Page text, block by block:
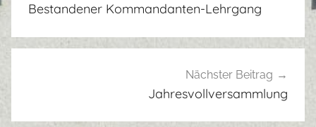
Bestandener Kommandanten-Lehrgang
Nächster Beitrag
Jahresvollversammlung